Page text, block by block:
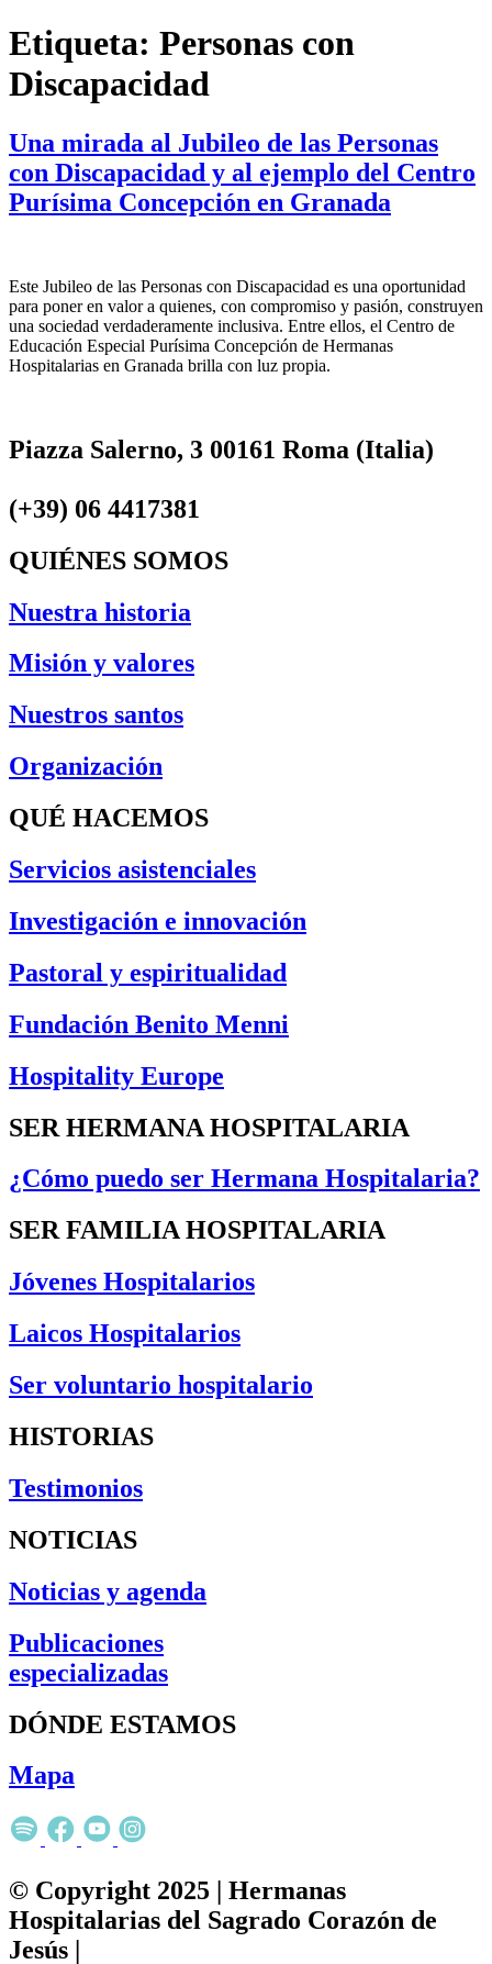
Etiqueta: Personas con
Discapacidad
Una mirada al Jubileo de las Personas
con Discapacidad y al ejemplo del Centro
Purísima Concepción en Granada
Este Jubileo de las Personas con Discapacidad es una oportunidad
para poner en valor a quienes, con compromiso y pasión, construyen
una sociedad verdaderamente inclusiva. Entre ellos, el Centro de
Educación Especial Purísima Concepción de Hermanas
Hospitalarias en Granada brilla con luz propia.
Piazza Salerno, 3 00161 Roma (Italia)
(+39) 06 4417381
QUIÉNES SOMOS
Nuestra historia
Misión y valores
Nuestros santos
Organización
QUÉ HACEMOS
Servicios asistenciales
Investigación e innovación
Pastoral y espiritualidad
Fundación Benito Menni
Hospitality Europe
SER HERMANA HOSPITALARIA
¿Cómo puedo ser Hermana Hospitalaria?
SER FAMILIA HOSPITALARIA
Jóvenes Hospitalarios
Laicos Hospitalarios
Ser voluntario hospitalario
HISTORIAS
Testimonios
NOTICIAS
Noticias y agenda
Publicaciones
especializadas
DÓNDE ESTAMOS
Mapa
© Copyright 2025 | Hermanas
Hospitalarias del Sagrado Corazón de
Jesús |